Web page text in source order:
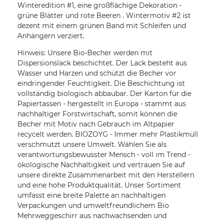
Winteredition #1, eine großflächige Dekoration -
grüne Blätter und rote Beeren . Wintermotiv #2 ist
dezent mit einem grünen Band mit Schleifen und
Anhängern verziert.
Hinweis: Unsere Bio-Becher werden mit
Dispersionslack beschichtet. Der Lack besteht aus
Wasser und Harzen und schützt die Becher vor
eindringender Feuchtigkeit. Die Beschichtung ist
vollständig biologisch abbaubar. Der Karton für die
Papiertassen - hergestellt in Europa - stammt aus
nachhaltiger Forstwirtschaft, somit können die
Becher mit Motiv nach Gebrauch im Altpapier
recycelt werden. BIOZOYG - Immer mehr Plastikmüll
verschmutzt unsere Umwelt. Wählen Sie als
verantwortungsbewusster Mensch - voll im Trend -
ökologische Nachhaltigkeit und vertrauen Sie auf
unsere direkte Zusammenarbeit mit den Herstellern
und eine hohe Produktqualität. Unser Sortiment
umfasst eine breite Palette an nachhaltigen
Verpackungen und umweltfreundlichem Bio
Mehrweggeschirr aus nachwachsenden und